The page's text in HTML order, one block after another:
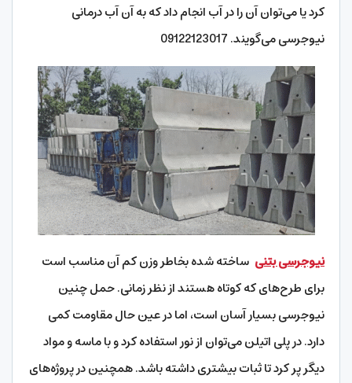
کرد یا می‌توان آن را در آب انجام داد که به آن آب درمانی
نیوجرسی می‌گویند. 09122123017
نیوجرسی بتنی ساخته شده بخاطر وزن کم آن مناسب است
برای طرح‌‌‌‌های که کوتاه هستند از نظر زمانی. حمل چنین
نیوجرسی بسیار آسان است، اما در عین حال مقاومت کمی
دارد. در پلی اتیلن می‌توان از نور استفاده کرد و با ماسه و مواد
دیگر پر کرد تا ثبات بیشتری داشته باشد. همچنین در پروژه‌‌‌‌های